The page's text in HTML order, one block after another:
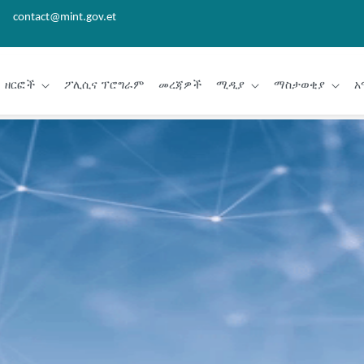
contact@mint.gov.et
ዘርፎች ፖሊሲና ፕሮግራም መረጃዎች ሚዲያ ማስታወቂያ